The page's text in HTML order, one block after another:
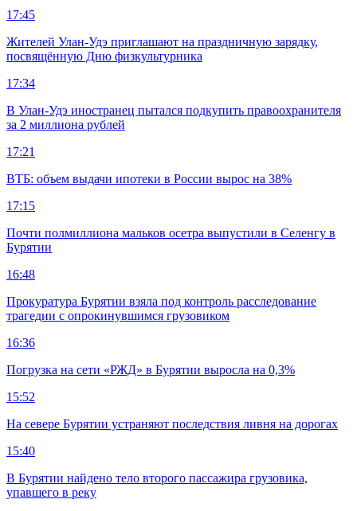
17:45
Жителей Улан-Удэ приглашают на праздничную зарядку,
посвящённую Дню физкультурника
17:34
В Улан-Удэ иностранец пытался подкупить правоохранителя
за 2 миллиона рублей
17:21
ВТБ: объем выдачи ипотеки в России вырос на 38%
17:15
Почти полмиллиона мальков осетра выпустили в Селенгу в
Бурятии
16:48
Прокуратура Бурятии взяла под контроль расследование
трагедии с опрокинувшимся грузовиком
16:36
Погрузка на сети «РЖД» в Бурятии выросла на 0,3%
15:52
На севере Бурятии устраняют последствия ливня на дорогах
15:40
В Бурятии найдено тело второго пассажира грузовика,
упавшего в реку